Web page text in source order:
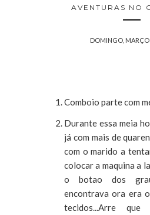
AVENTURAS NO
DOMINGO, MARÇO
Comboio parte com
Durante essa meia
já com mais de
com o marido a
colocar a maquina a
o botao dos
encontrava ora era
tecidos...Arre